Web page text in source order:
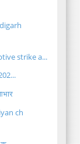
strike a...
ch